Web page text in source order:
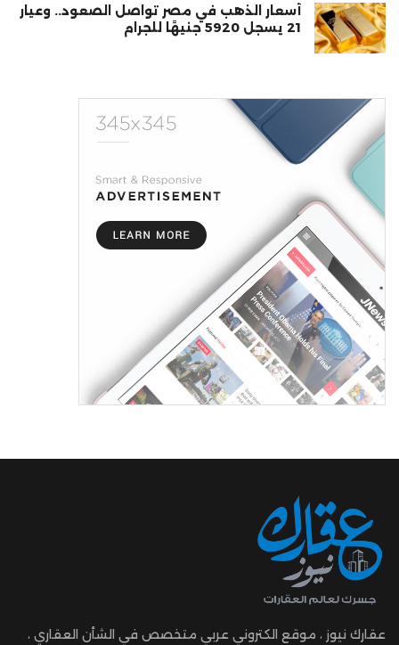
أسعار الذهب في مصر تواصل الصعود.. وعيار
21 يسجل 5920 جنيهًا للجرام
عقارك نيوز ، موقع الكتروني عربي متخصص في الشأن العقاري ،